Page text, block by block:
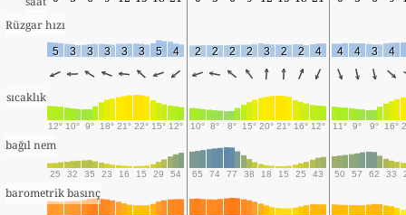
Rüzgar hızı
5 3 3 3 3 3 5 4 2 2 2 2 3 2 2 4 4 4 3 4
sıcaklık
12° 10° 9° 18° 21° 22° 15° 12° 10° 8° 8° 15° 20° 21° 16° 12° 11° 9° 9° 16°
bağıl nem
25 32 35 23 16 15 29 54 65 74 77 38 18 15 25 43 50 57 62 33
barometrik basınç